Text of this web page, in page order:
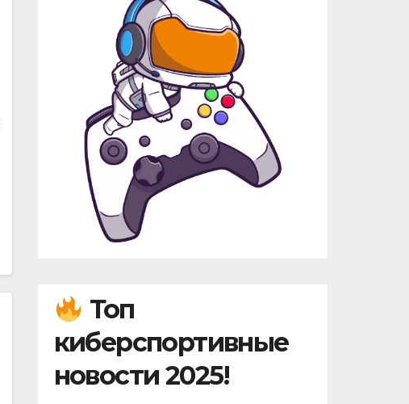
Топ
киберспортивные
новости 2025!